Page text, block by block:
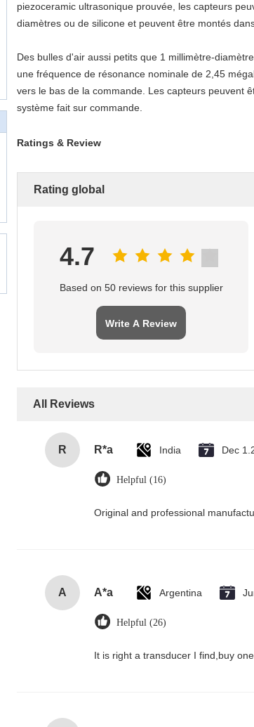
piezoceramic ultrasonique prouvée, les capteurs
diamètres ou de silicone et peuvent être montés
Des bulles d'air aussi petits que 1 millimètre-
une fréquence de résonance nominale de 2,45
vers le bas de la commande. Les capteurs peuvent
système fait sur commande.
Ratings & Review
Rating global
4.7
Based on 50 reviews for this supplier
Write A Review
All Reviews
R R*a India Dec
Helpful (16)
Original and professional
A A*a Argentina
Helpful (26)
It is right a transducer I find,buy